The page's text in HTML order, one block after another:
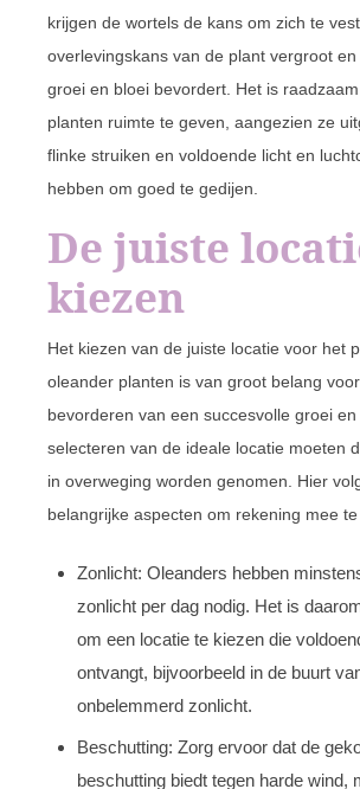
krijgen de wortels de kans om zich te
overlevingskans van de plant vergroot
groei en bloei bevordert. Het is
planten ruimte te geven, aangezien ze
flinke struiken en voldoende licht en
hebben om goed te gedijen.
De juiste
kiezen
Het kiezen van de juiste locatie voor het
oleander planten is van groot belang
bevorderen van een succesvolle groei
selecteren van de ideale locatie moeten
in overweging worden genomen. Hier
belangrijke aspecten om rekening mee
Zonlicht: Oleanders hebben
zonlicht per dag nodig. Het is
om een locatie te kiezen die
ontvangt, bijvoorbeeld in de buurt
onbelemmerd zonlicht.
Beschutting: Zorg ervoor dat de
beschutting biedt tegen harde wind,